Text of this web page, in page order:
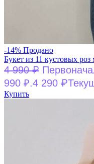
-14% Продано
Букет из 11 кустовых роз
4 990₽
990 ₽.4 290 ₽
Купить